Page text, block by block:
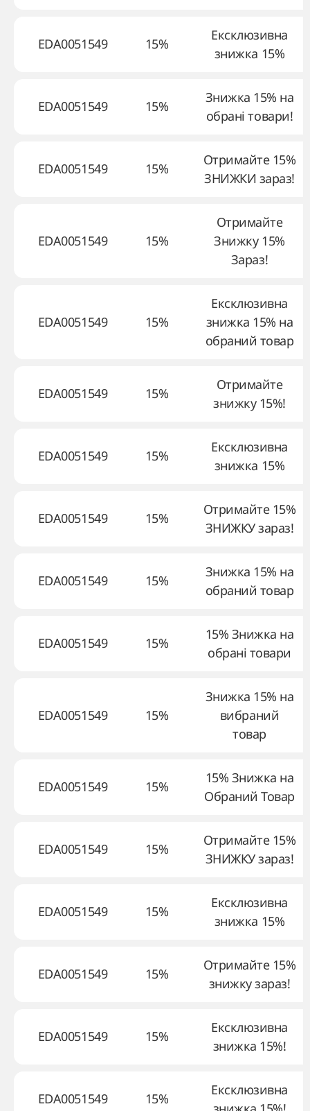
EDA0051549 15%
Ексклюзивна
знижка 15%
EDA0051549 15%
Знижка 15% на
обрані товари!
EDA0051549 15%
Отримайте 15%
ЗНИЖКИ зараз!
EDA0051549 15%
Отримайте
Знижку 15%
Зараз!
EDA0051549 15%
Ексклюзивна
знижка 15% на
обраний товар
EDA0051549 15%
Отримайте
знижку 15%!
EDA0051549 15%
Ексклюзивна
знижка 15%
EDA0051549 15%
Отримайте 15%
ЗНИЖКУ зараз!
EDA0051549 15%
Знижка 15% на
обраний товар
EDA0051549 15%
15% Знижка на
обрані товари
EDA0051549 15%
Знижка 15% на
вибраний
товар
EDA0051549 15%
15% Знижка на
Обраний Товар
EDA0051549 15%
Отримайте 15%
ЗНИЖКУ зараз!
EDA0051549 15%
Ексклюзивна
знижка 15%
EDA0051549 15%
Отримайте 15%
знижку зараз!
EDA0051549 15%
Ексклюзивна
знижка 15%!
EDA0051549 15%
Ексклюзивна